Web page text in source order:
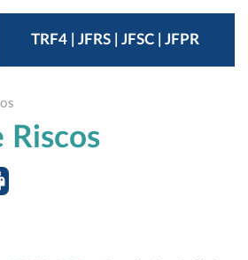
TRF4 | JFRS | JFSC | JFPR
Riscos